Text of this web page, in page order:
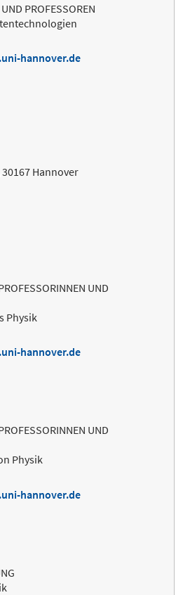
PROFESSOREN
hannover.de
Hannover
UND
Physik
hannover.de
UND
Physik
hannover.de